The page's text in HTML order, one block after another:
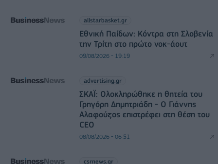
allstarbasket.gr
Εθνική Παίδων: Κόντρα στη Σλοβενία
την Τρίτη στο πρώτο νοκ-άουτ
09/08/2026 - 19:19
advertising.gr
ΣΚΑΪ: Ολοκληρώθηκε η θητεία του
Γρηγόρη Δημητριάδη - Ο Γιάννης
Αλαφούζος επιστρέφει στη θέση του
CEO
08/08/2026 - 06:51
csrnews.gr